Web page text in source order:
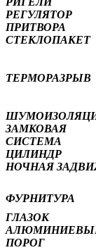
РЕГУЛЯТОР
ПРИТВОРА
СТЕКЛОПАКЕТ
ТЕРМОРАЗРЫВ
ЗАМКОВАЯ
СИСТЕМА
ЦИЛИНДР
НОЧНАЯ
ФУРНИТУРА
ГЛАЗОК
ПОРОГ